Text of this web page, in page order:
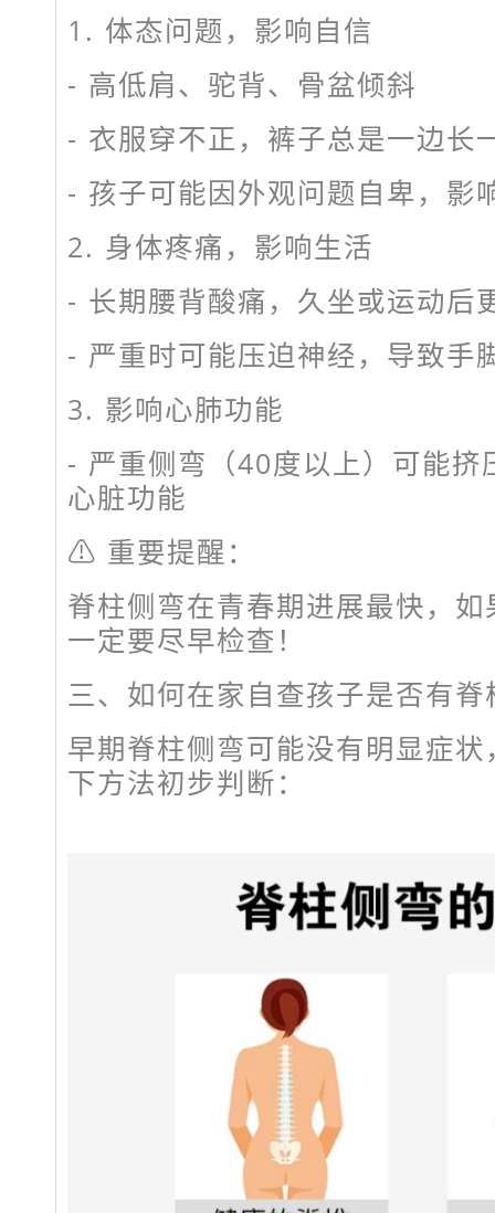
1. 体态问题，影响自信
- 高低肩、驼背、骨盆倾斜
- 衣服穿不正，裤子总是一边
- 孩子可能因外观问题自卑，
2. 身体疼痛，影响生活
- 长期腰背酸痛，久坐或运动
- 严重时可能压迫神经，导致
3. 影响心肺功能
- 严重侧弯（40度以上）可能挤
心脏功能
⚠ 重要提醒：
脊柱侧弯在青春期进展最快，
一定要尽早检查！
三、如何在家自查孩子是否有
早期脊柱侧弯可能没有明显症
下方法初步判断：